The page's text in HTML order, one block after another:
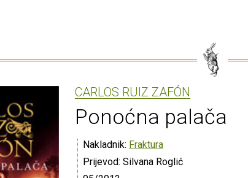
CARLOS RUIZ ZAFÓN
Ponoćna palača
Nakladnik: Fraktura
Prijevod: Silvana Roglić